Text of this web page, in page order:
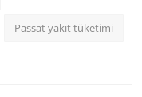
Passat yakıt tüketimi